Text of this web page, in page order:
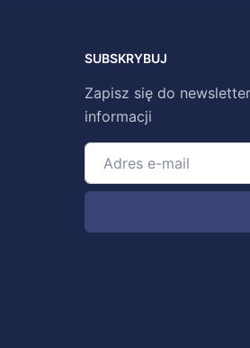
SUBSKRYBUJ
Zapisz się do
informacji